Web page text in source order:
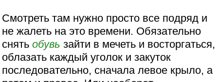
Смотреть там нужно просто все подряд и
не жалеть на это времени. Обязательно
снятьобувь зайти в мечеть и восторгаться,
облазать каждый уголок и закуток
последовательно, сначала левое крыло, а